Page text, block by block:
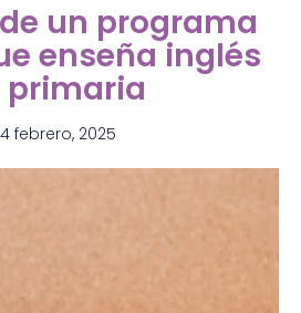
un programa
enseña inglés
primaria
febrero, 2025